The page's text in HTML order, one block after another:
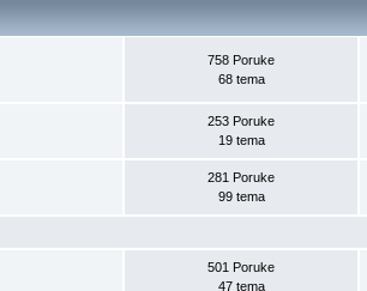
758 Poruke
68 tema
253 Poruke
19 tema
281 Poruke
99 tema
501 Poruke
47 tema